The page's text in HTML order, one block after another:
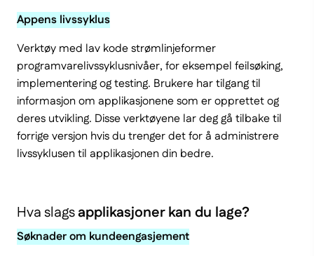
Appens livssyklus
Verktøy med lav kode strømlinjeformer
programvarelivssyklusnivåer, for eksempel feilsøking,
implementering og testing. Brukere har tilgang til
informasjon om applikasjonene som er opprettet og
deres utvikling. Disse verktøyene lar deg gå tilbake til
forrige versjon hvis du trenger det for å administrere
livssyklusen til applikasjonen din bedre.
Hva slagsapplikasjoner kan du lage?
Søknader om kundeengasjement